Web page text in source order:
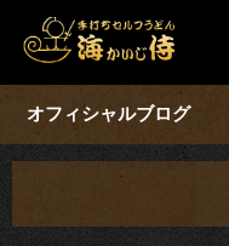
オフィシャルブログ